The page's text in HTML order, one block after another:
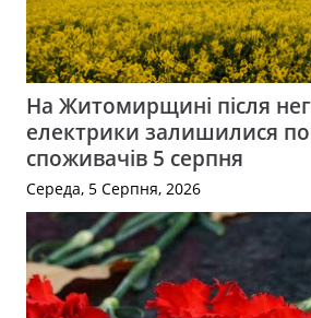
На Житомирщині після
електрики залишилися
споживачів 5 серпня
Середа, 5 Серпня, 2026